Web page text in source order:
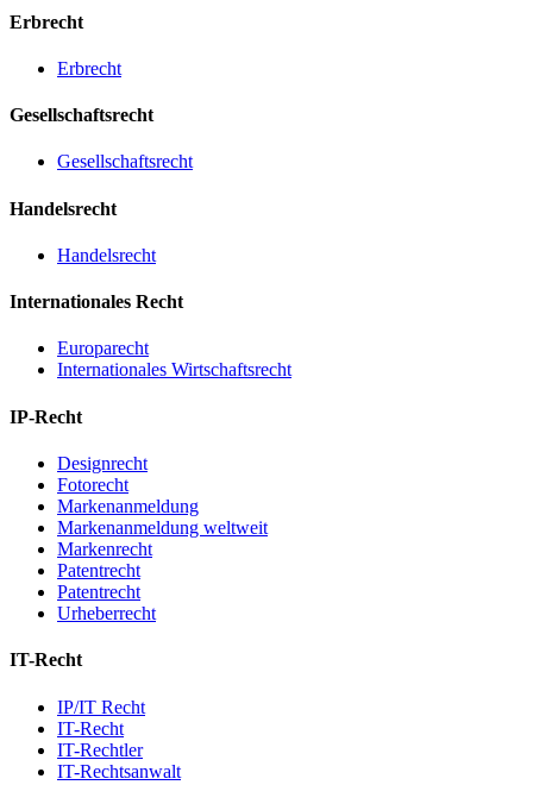
Erbrecht
Erbrecht
Gesellschaftsrecht
Gesellschaftsrecht
Handelsrecht
Handelsrecht
Internationales Recht
Europarecht
Internationales Wirtschaftsrecht
IP-Recht
Designrecht
Fotorecht
Markenanmeldung
Markenanmeldung weltweit
Markenrecht
Patentrecht
Patentrecht
Urheberrecht
IT-Recht
IP/IT Recht
IT-Recht
IT-Rechtler
IT-Rechtsanwalt